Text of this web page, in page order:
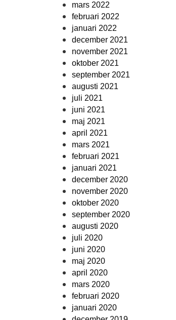
mars 2022
februari 2022
januari 2022
december 2021
november 2021
oktober 2021
september 2021
augusti 2021
juli 2021
juni 2021
maj 2021
april 2021
mars 2021
februari 2021
januari 2021
december 2020
november 2020
oktober 2020
september 2020
augusti 2020
juli 2020
juni 2020
maj 2020
april 2020
mars 2020
februari 2020
januari 2020